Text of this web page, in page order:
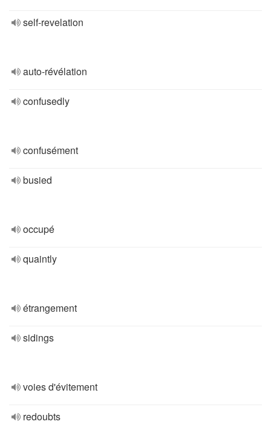
self-revelation
auto-révélation
confusedly
confusément
busied
occupé
quaintly
étrangement
sidings
voies d'évitement
redoubts